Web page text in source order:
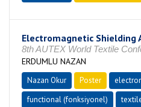
Electromagnetic Shielding
8th AUTEX World Textile
ERDUMLU NAZAN
Nazan Okur Poster
functional (fonksiyonel)